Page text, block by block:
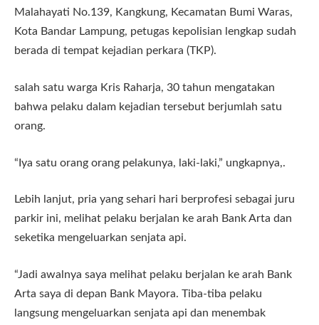
Malahayati No.139, Kangkung, Kecamatan Bumi Waras,
Kota Bandar Lampung, petugas kepolisian lengkap sudah
berada di tempat kejadian perkara (TKP).
salah satu warga Kris Raharja, 30 tahun mengatakan
bahwa pelaku dalam kejadian tersebut berjumlah satu
orang.
“Iya satu orang orang pelakunya, laki-laki,” ungkapnya,.
Lebih lanjut, pria yang sehari hari berprofesi sebagai juru
parkir ini, melihat pelaku berjalan ke arah Bank Arta dan
seketika mengeluarkan senjata api.
“Jadi awalnya saya melihat pelaku berjalan ke arah Bank
Arta saya di depan Bank Mayora. Tiba-tiba pelaku
langsung mengeluarkan senjata api dan menembak